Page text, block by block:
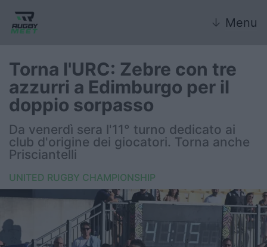
↓ Menu
Nazionale
Nazionali giovanili
Rugby Sevens
FIR
6 Nazioni
Torna l'URC: Zebre con tre
azzurri a Edimburgo per il
doppio sorpasso
Da venerdì sera l'11° turno dedicato ai
club d'origine dei giocatori. Torna anche
Prisciantelli
UNITED RUGBY CHAMPIONSHIP